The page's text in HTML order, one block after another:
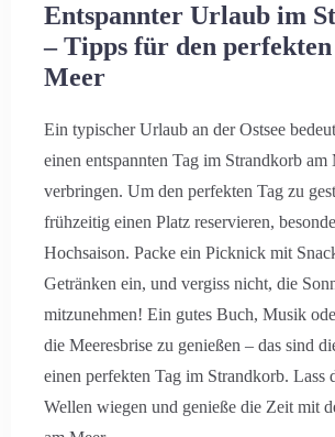
Entspannter Urlaub im
– Tipps für den perfekten
Meer
Ein typischer Urlaub an der Ostsee
einen entspannten Tag im Strandkorb am
verbringen. Um den perfekten Tag zu
frühzeitig einen Platz reservieren,
Hochsaison. Packe ein Picknick mit
Getränken ein, und vergiss nicht, die
mitzunehmen! Ein gutes Buch, Musik
die Meeresbrise zu genießen – das sind
einen perfekten Tag im Strandkorb. Lass
Wellen wiegen und genieße die Zeit mit